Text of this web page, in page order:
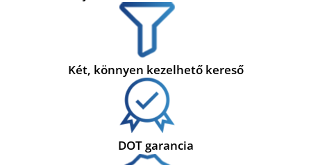
Két, könnyen kezelhető kereső
DOT garancia